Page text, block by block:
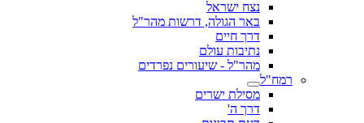
נצח ישראל
באר הגולה, דרשות מהר"ל
דרך חיים
נתיבות עולם
מהר"ל - שיעורים נפרדים
רמח"ל
מסילת ישרים
דרך ה'